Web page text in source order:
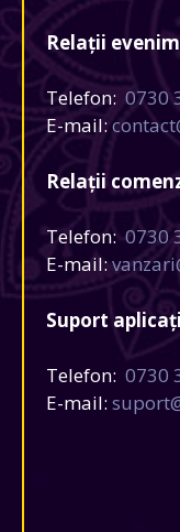
Relații
Telefon: 0730
E-mail:
Relații
Telefon: 0730
E-mail:
Suport
Telefon: 0730
E-mail: